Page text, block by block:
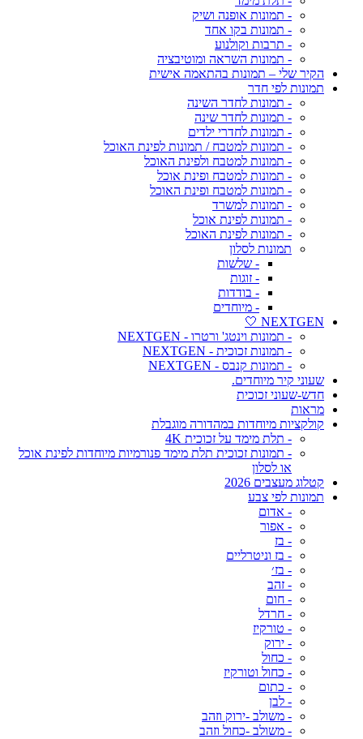
- תמונות אופנה ושיק
- תמונות בקו אחד
- תרבות וקולנוע
- תמונות השראה ומוטיבציה
הקיר שלי – תמונות בהתאמה אישית
תמונות לפי חדר
- תמונות לחדר השינה
- תמונות לחדר שינה
- תמונות לחדרי ילדים
- תמונות למטבח / תמונות לפינת האוכל
- תמונות למטבח ולפינת האוכל
- תמונות למטבח ופינת אוכל
- תמונות למטבח ופינת האוכל
- תמונות למשרד
- תמונות לפינת אוכל
- תמונות לפינת האוכל
תמונות לסלון
- שלשות
- זוגות
- בודדות
- מיוחדים
NEXTGEN 🤍
- תמונות וינטג' ורטרו - NEXTGEN
- תמונות זכוכית - NEXTGEN
- תמונות קנבס - NEXTGEN
שעוני קיר מיוחדים.
חדש-שעוני זכוכית
מראות
קולקציות מיוחדות במהדורה מוגבלת
- תלת מימד על זכוכית 4K
- תמונות זכוכית תלת מימד פנורמיות מיוחדות לפינת אוכל
או לסלון
קטלוג מעצבים 2026
תמונות לפי צבע
- אדום
- אפור
- בז
- בז וניטרליים
- בז׳
- זהב
- חום
- חרדל
- טורקיז
- ירוק
- כחול
- כחול וטורקיז
- כתום
- לבן
- משולב -ירוק וזהב
- משולב -כחול וזהב